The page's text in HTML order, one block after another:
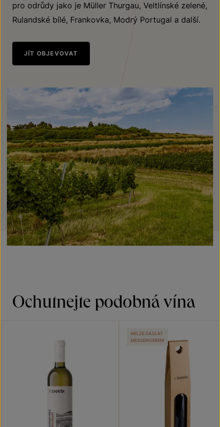
pro odrůdy jako je Müller Thurgau, Veltlínské zelené,
Rulandské bílé, Frankovka, Modrý Portugal a další.
JÍT OBJEVOVAT
Ochutnejte podobná vína
NELZE ZASLAT
MESSENGEREM